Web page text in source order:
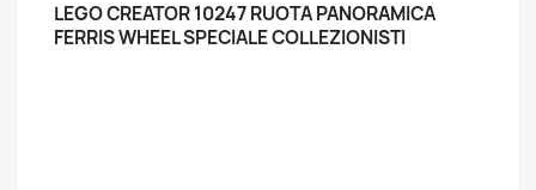
LEGO CREATOR 10247 RUOTA PANORAMICA
FERRIS WHEEL SPECIALE COLLEZIONISTI